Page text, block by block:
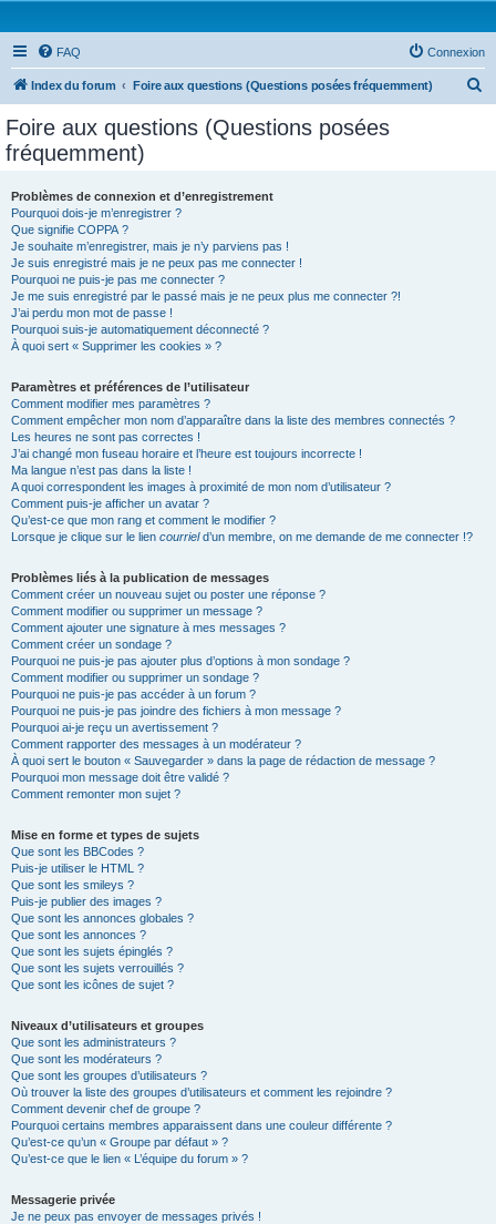
FAQ Connexion
Index du forum Foire aux questions (Questions posées fréquemment)
Foire aux questions (Questions posées
fréquemment)
Problèmes de connexion et d’enregistrement
Pourquoi dois-je m’enregistrer ?
Que signifie COPPA ?
Je souhaite m’enregistrer, mais je n’y parviens pas !
Je suis enregistré mais je ne peux pas me connecter !
Pourquoi ne puis-je pas me connecter ?
Je me suis enregistré par le passé mais je ne peux plus me connecter ?!
J’ai perdu mon mot de passe !
Pourquoi suis-je automatiquement déconnecté ?
À quoi sert « Supprimer les cookies » ?
Paramètres et préférences de l’utilisateur
Comment modifier mes paramètres ?
Comment empêcher mon nom d’apparaître dans la liste des membres connectés ?
Les heures ne sont pas correctes !
J’ai changé mon fuseau horaire et l’heure est toujours incorrecte !
Ma langue n’est pas dans la liste !
A quoi correspondent les images à proximité de mon nom d’utilisateur ?
Comment puis-je afficher un avatar ?
Qu’est-ce que mon rang et comment le modifier ?
Lorsque je clique sur le lien courrield’un membre, on me demande de me connecter !?
Problèmes liés à la publication de messages
Comment créer un nouveau sujet ou poster une réponse ?
Comment modifier ou supprimer un message ?
Comment ajouter une signature à mes messages ?
Comment créer un sondage ?
Pourquoi ne puis-je pas ajouter plus d’options à mon sondage ?
Comment modifier ou supprimer un sondage ?
Pourquoi ne puis-je pas accéder à un forum ?
Pourquoi ne puis-je pas joindre des fichiers à mon message ?
Pourquoi ai-je reçu un avertissement ?
Comment rapporter des messages à un modérateur ?
À quoi sert le bouton « Sauvegarder » dans la page de rédaction de message ?
Pourquoi mon message doit être validé ?
Comment remonter mon sujet ?
Mise en forme et types de sujets
Que sont les BBCodes ?
Puis-je utiliser le HTML ?
Que sont les smileys ?
Puis-je publier des images ?
Que sont les annonces globales ?
Que sont les annonces ?
Que sont les sujets épinglés ?
Que sont les sujets verrouillés ?
Que sont les icônes de sujet ?
Niveaux d’utilisateurs et groupes
Que sont les administrateurs ?
Que sont les modérateurs ?
Que sont les groupes d’utilisateurs ?
Où trouver la liste des groupes d’utilisateurs et comment les rejoindre ?
Comment devenir chef de groupe ?
Pourquoi certains membres apparaissent dans une couleur différente ?
Qu’est-ce qu’un « Groupe par défaut » ?
Qu’est-ce que le lien « L’équipe du forum » ?
Messagerie privée
Je ne peux pas envoyer de messages privés !